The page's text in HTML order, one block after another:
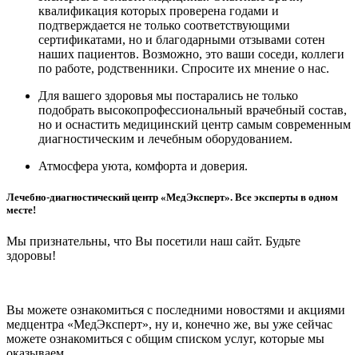
квалификация которых проверена годами и
подтверждается не только соответствующими
сертификатами, но и благодарными отзывами сотен
наших пациентов. Возможно, это ваши соседи, коллеги
по работе, родственники. Спросите их мнение о нас.
Для вашего здоровья мы постарались не только
подобрать высокопрофессиональный врачебный состав,
но и оснастить медицинский центр самым современным
диагностическим и лечебным оборудованием.
Атмосфера уюта, комфорта и доверия.
Лечебно-диагностический центр «МедЭксперт». Все эксперты в одном
месте!
Мы признательны, что Вы посетили наш сайт. Будьте
здоровы!
Вы можете ознакомиться с последними новостями и акциями
медцентра «МедЭксперт», ну и, конечно же, вы уже сейчас
можете ознакомиться с общим списком услуг, которые мы